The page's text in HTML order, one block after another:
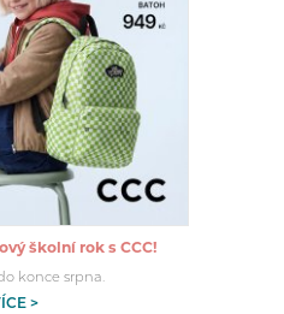
školní rok s CCC!
konce srpna.
>